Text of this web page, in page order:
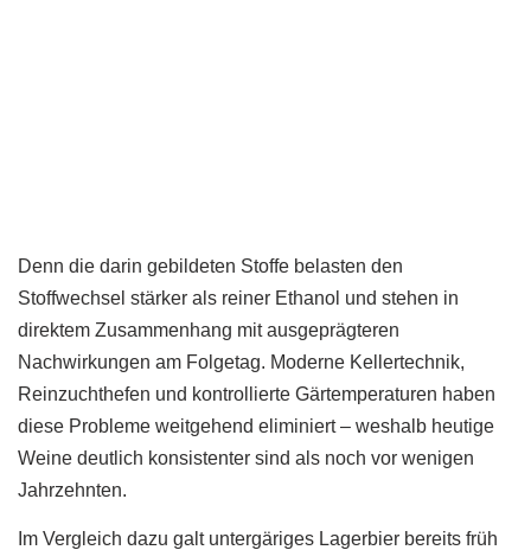
Denn die darin gebildeten Stoffe belasten den
Stoffwechsel stärker als reiner Ethanol und stehen in
direktem Zusammenhang mit ausgeprägteren
Nachwirkungen am Folgetag. Moderne Kellertechnik,
Reinzuchthefen und kontrollierte Gärtemperaturen haben
diese Probleme weitgehend eliminiert – weshalb heutige
Weine deutlich konsistenter sind als noch vor wenigen
Jahrzehnten.
Im Vergleich dazu galt untergäriges Lagerbier bereits früh